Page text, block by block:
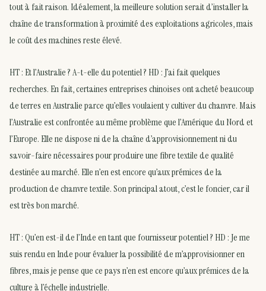
tout à fait raison. Idéalement, la meilleure solution serait d’installer la
chaîne de transformation à proximité des exploitations agricoles, mais
le coût des machines reste élevé.
HT : Et l’Australie ? A-t-elle du potentiel ? HD : J’ai fait quelques
recherches. En fait, certaines entreprises chinoises ont acheté beaucoup
de terres en Australie parce qu’elles voulaient y cultiver du chanvre. Mais
l’Australie est confrontée au même problème que l’Amérique du Nord et
l’Europe. Elle ne dispose ni de la chaîne d’approvisionnement ni du
savoir-faire nécessaires pour produire une fibre textile de qualité
destinée au marché. Elle n’en est encore qu’aux prémices de la
production de chanvre textile. Son principal atout, c’est le foncier, car il
est très bon marché.
HT : Qu’en est-il de l’Inde en tant que fournisseur potentiel ? HD : Je me
suis rendu en Inde pour évaluer la possibilité de m’approvisionner en
fibres, mais je pense que ce pays n’en est encore qu’aux prémices de la
culture à l’échelle industrielle.